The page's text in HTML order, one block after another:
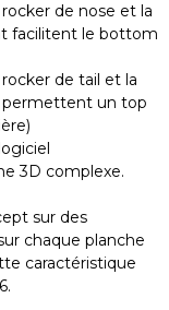
de nose et la
facilitent le bottom
de tail et la
permettent un top
3D complexe.
sur des
chaque planche
caractéristique